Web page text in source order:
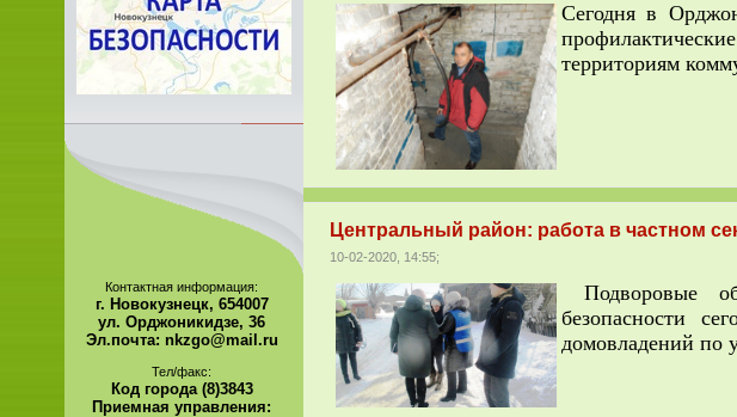
Сегодня в
территориям
Центральный район: работа в частном
10-02-2020, 14:55;
Подворовые
безопасности
домовладений по
Контактная информация:
г. Новокузнецк, 654007
ул. Орджоникидзе, 36
Эл.почта: nkzgo@mail.ru
Тел/факс:
Код города (8)3843
Приемная управления: